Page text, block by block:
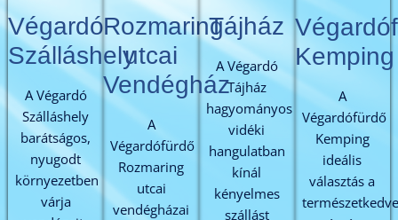
Végardó
Szálláshely
A Végardó
Szálláshely
barátságos,
nyugodt
környezetben
várja
Rozmaring
utcai
Vendégház
A
Végardófürdő
Rozmaring
utcai
vendégházai
Tájház
A Végardó
Tájház
hagyományos
vidéki
hangulatban
kínál
kényelmes
szállást
Kemping
A
Végardófürdő
Kemping
ideális
választás a